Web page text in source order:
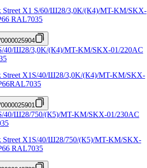
Street X1 S/60/Ш28/3,0К/(К4)/MT-KM/SKX-
RAL7035
Street X1S/40/Ш28/3,0K/(К4)/MT-KM/SKX-
Street X1S/40/Ш28/750/(К5)/MT-KM/SKX-
RAL7035